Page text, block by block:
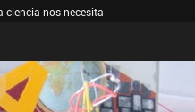
ciencia nos necesita